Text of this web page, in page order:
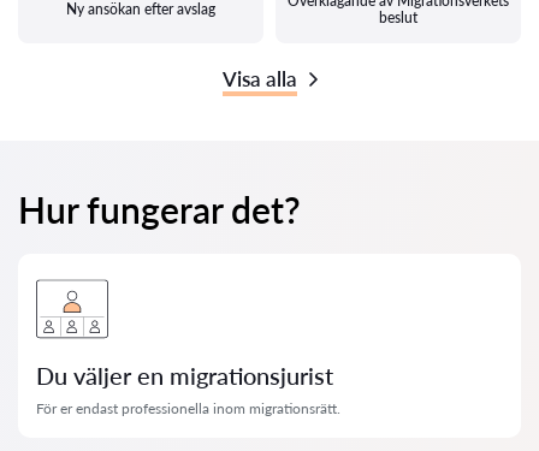
Ny ansökan efter avslag
beslut
Visa alla
Hur fungerar det?
Du väljer en migrationsjurist
För er endast professionella inom migrationsrätt.